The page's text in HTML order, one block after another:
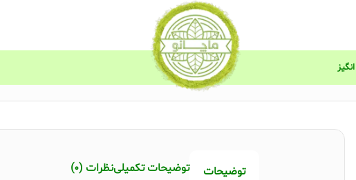
توضیحات توضیحات تکمیلینظرات (0)